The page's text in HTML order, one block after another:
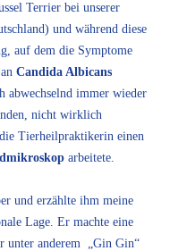
Terrier bei unserer
und während diese
auf dem die Symptome
Candida Albicans
abwechselnd immer wieder
nicht wirklich
Tierheilpraktikerin einen
arbeitete.
und erzählte ihm meine
Lage. Er machte eine
unter anderem „Gin Gin“